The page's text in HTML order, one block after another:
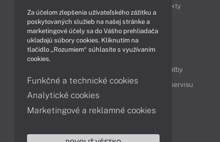
Produkty
Technológie
Videá
Obsah
Možnosti doručenia a platby
Podpora a servis
Servisné služby Cenník servisu
Kontakty
043 4224 771 Obchodné oddelenie
Za účelom zlepšenia užívateľského zážitku a
poskytovaných služieb na našej stránke a
marketingové účely sa do Vášho prehliadača
ukladajú súbory cookies. Kliknutím na
tlačidlo „Rozumiem“ súhlasíte s využívaním
cookies.
Funkčné a technické cookies
Analytické cookies
Marketingové a reklamné cookies